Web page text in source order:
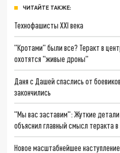
ЧИТАЙТЕ ТАКЖЕ:
Технофашисты XXI века
"Кротами" были все? Теракт в
охотятся "живые дроны"
Даня с Дашей спаслись от
закончились
"Мы вас заставим": Жуткие детали
объяснил главный смысл теракта
Новое масштабнейшее